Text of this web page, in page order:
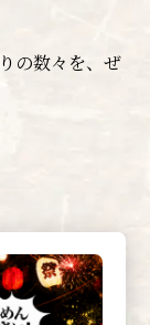
の数々を、ぜ